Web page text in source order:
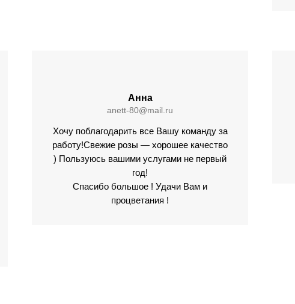
Анна
anett-80@mail.ru
Хочу поблагодарить все Вашу команду за
работу!Свежие розы — хорошее качество
) Пользуюсь вашими услугами не первый
год!
Спасибо большое ! Удачи Вам и
процветания !